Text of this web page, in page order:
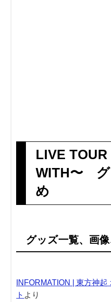
LIVE TOUR
WITH〜 グ
め
グッズ一覧、画
INFORMATION | 東方神
ト より